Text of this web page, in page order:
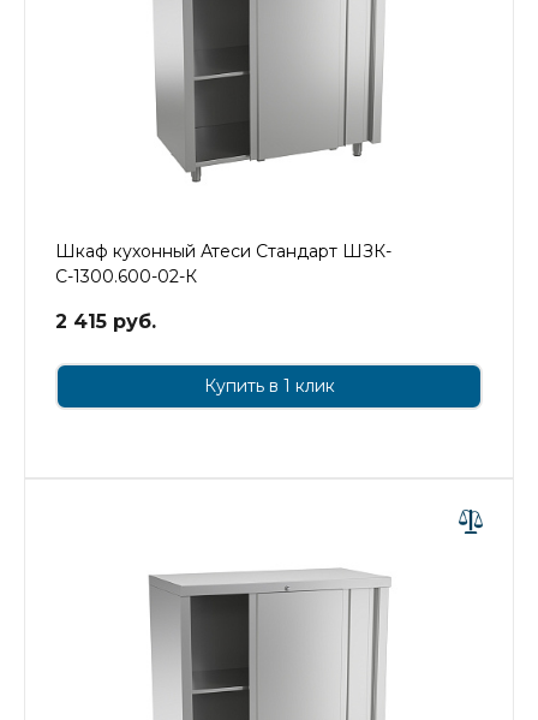
Шкаф кухонный Атеси Стандарт ШЗК-
С-1300.600-02-К
2 415 руб.
Купить в 1 клик